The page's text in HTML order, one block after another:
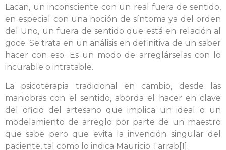
Lacan, un inconsciente con un real fuera de sentido,
en especial con una noción de síntoma ya del orden
del Uno, un fuera de sentido que está en relación al
goce. Se trata en un análisis en definitiva de un saber
hacer con eso. Es un modo de arreglárselas con lo
incurable o intratable.
La psicoterapia tradicional en cambio, desde las
maniobras con el sentido, aborda el hacer en clave
del oficio del artesano que implica un ideal o un
modelamiento de arreglo por parte de un maestro
que sabe pero que evita la invención singular del
paciente, tal como lo indica Mauricio Tarrab[1].